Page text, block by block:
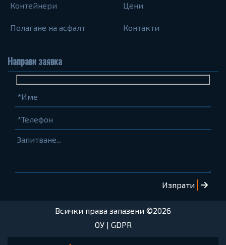
Контейнери
Полагане на асфалт
Цени
Контакти
Направи заявка
Име
(задължително)
Телефон
(задължително)
Запитване...
Всички права запазени ©2026
ОУ| GDPR